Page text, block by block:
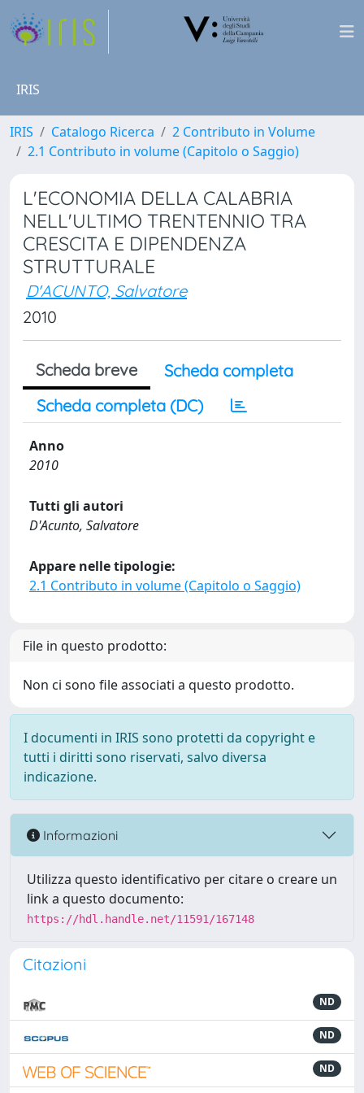
IRIS
IRIS Catalogo Ricerca
2 Contributo in Volume
2.1 Contributo in volume (Capitolo o Saggio)
L'ECONOMIA DELLA CALABRIA
NELL'ULTIMO TRENTENNIO TRA
CRESCITA E DIPENDENZA
STRUTTURALE
D'ACUNTO, Salvatore
2010
Scheda breve
Scheda completa
Scheda completa (DC)
Anno
2010
Tutti gli autori
D'Acunto, Salvatore
Appare nelle tipologie:
2.1 Contributo in volume (Capitolo o Saggio)
File in questo prodotto:
Non ci sono file associati a questo prodotto.
I documenti in IRIS sono protetti da copyright e
tutti i diritti sono riservati, salvo diversa
indicazione.
Informazioni
Utilizza questo identificativo per citare o creare un
link a questo documento:
https://hdl.handle.net/11591/167148
Citazioni
ND
ND
ND